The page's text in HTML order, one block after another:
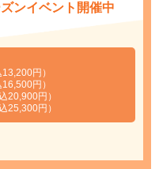
ンイベント開催中
円）
円）
20,900円）
25,300円）